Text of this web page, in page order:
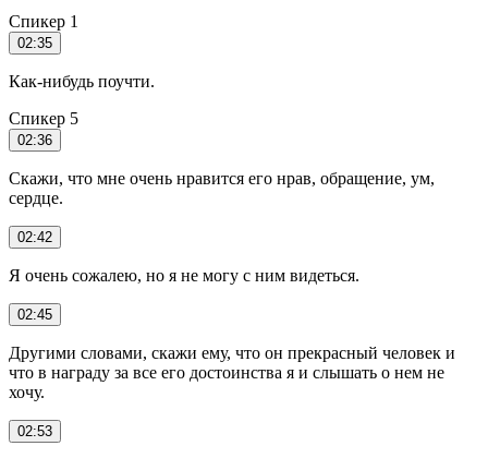
Спикер 1
02:35
Как-нибудь поучти.
Спикер 5
02:36
Скажи, что мне очень нравится его нрав, обращение, ум,
сердце.
02:42
Я очень сожалею, но я не могу с ним видеться.
02:45
Другими словами, скажи ему, что он прекрасный человек и
что в награду за все его достоинства я и слышать о нем не
хочу.
02:53